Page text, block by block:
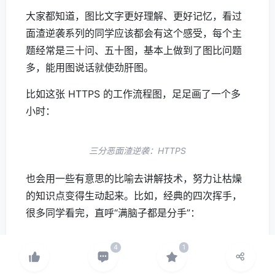
并发编程+JVM